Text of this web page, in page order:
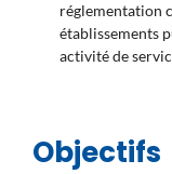
réglementation
établissements
activité de
Objectifs